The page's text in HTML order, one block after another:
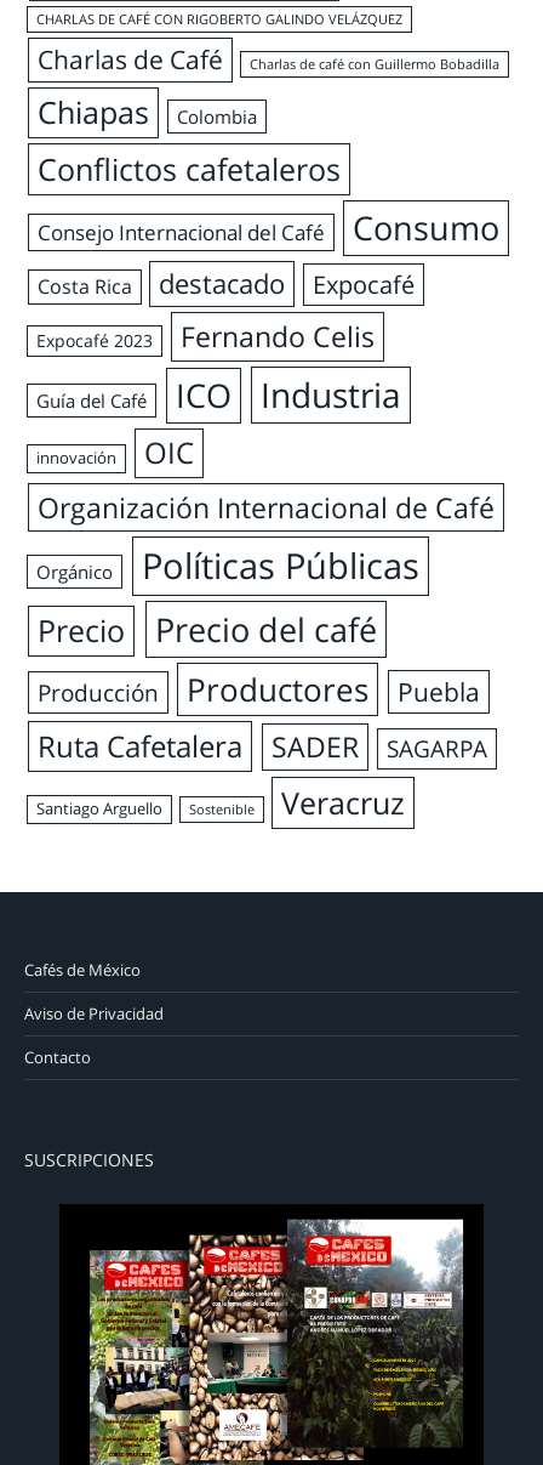
CHARLAS DE CAFÉ CON RIGOBERTO GALINDO VELÁZQUEZ
Charlas de Café Charlas de café con Guillermo Bobadilla
Chiapas Colombia
Conflictos cafetaleros
Consejo Internacional del Café Consumo
Costa Rica destacado Expocafé
Expocafé 2023 Fernando Celis
Guía del Café ICO Industria
innovación
OIC
Organización Internacional de Café
Orgánico Políticas Públicas
Precio Precio del café
Producción Productores Puebla
Ruta Cafetalera SADER SAGARPA
Santiago Arguello Sostenible Veracruz
Cafés de México
Aviso de Privacidad
Contacto
SUSCRIPCIONES